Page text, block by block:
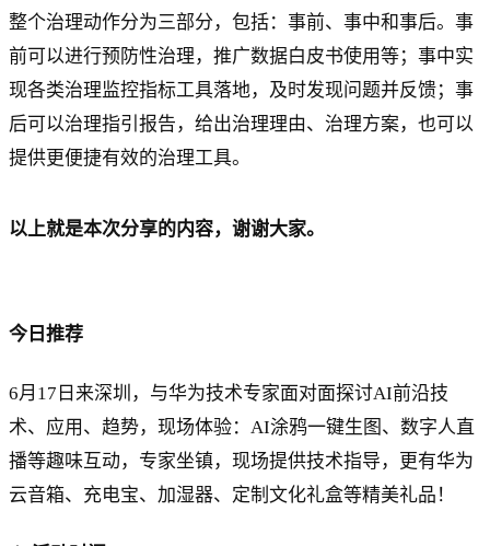
整个治理动作分为三部分，包括：事前、事中和事后。事
前可以进行预防性治理，推广数据白皮书使用等；事中实
现各类治理监控指标工具落地，及时发现问题并反馈；事
后可以治理指引报告，给出治理理由、治理方案，也可以
提供更便捷有效的治理工具。
以上就是本次分享的内容，谢谢大家。
今日推荐
6月17日来深圳，与华为技术专家面对面探讨AI前沿技
术、应用、趋势，现场体验：AI涂鸦一键生图、数字人直
播等趣味互动，专家坐镇，现场提供技术指导，更有华为
云音箱、充电宝、加湿器、定制文化礼盒等精美礼品！